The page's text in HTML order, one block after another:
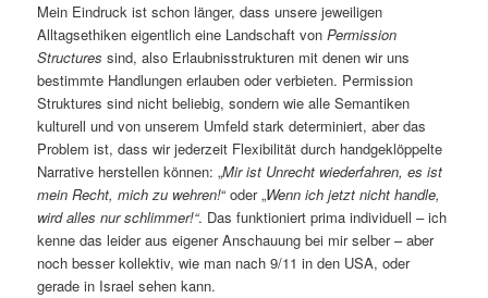
Mein Eindruck ist schon länger, dass unsere jeweiligen
Alltagsethiken eigentlich eine Landschaft vonPermission
Structures sind, also Erlaubnisstrukturen mit denen wir uns
bestimmte Handlungen erlauben oder verbieten. Permission
Struktures sind nicht beliebig, sondern wie alle Semantiken
kulturell und von unserem Umfeld stark determiniert, aber das
Problem ist, dass wir jederzeit Flexibilität durch handgeklöppelte
Narrative herstellen können: „Mir ist Unrecht wiederfahren, es ist
mein Recht, mich zu wehren!“ oder „Wenn ich jetzt nicht handle,
wird alles nur schlimmer!“. Das funktioniert prima individuell – ich
kenne das leider aus eigener Anschauung bei mir selber – aber
noch besser kollektiv, wie man nach 9/11 in den USA, oder
gerade in Israel sehen kann.